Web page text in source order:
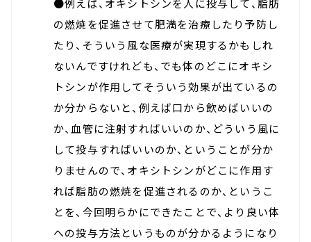
●例えば、オキシトシンを人に投与して、脂肪
の燃焼を促進させて肥満を治療したり予防し
たり、そういう風な医療が実現するかもしれ
ないんですけれども、でも体のどこにオキシ
トシンが作用してそういう効果が出ているの
か分からないと、例えば口から飲めばいいの
か、血管に注射すればいいのか、どういう風に
して投与すればいいのか、ということが分か
りませんので、オキシトシンがどこに作用す
れば脂肪の燃焼を促進されるのか、というこ
とを、今回明らかにできたことで、より良い体
への投与方法というものが分かるようになり